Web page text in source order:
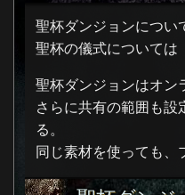
聖杯ダンジョンについ
聖杯の儀式については
聖杯ダンジョンはオン
さらに共有の範囲も
る。
同じ素材を使っても、